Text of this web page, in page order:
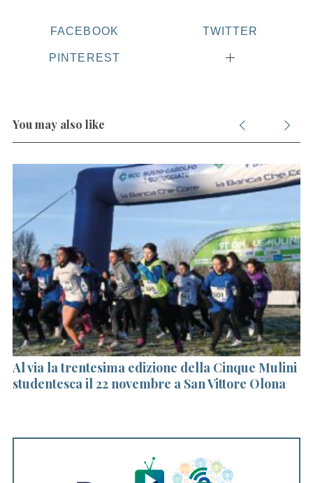
FACEBOOK TWITTER
PINTEREST
You may also like
Al via la trentesima edizione della Cinque Mulini
studentesca il 22 novembre a San Vittore Olona
f
r